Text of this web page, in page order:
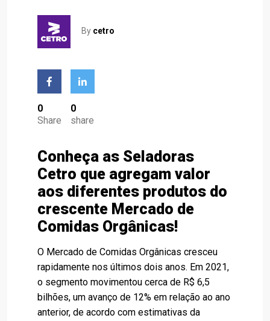
By cetro
0
Share
0
share
Conheça as Seladoras
Cetro que agregam valor
aos diferentes produtos do
crescente Mercado de
Comidas Orgânicas!
O Mercado de Comidas Orgânicas cresceu
rapidamente nos últimos dois anos. Em 2021,
o segmento movimentou cerca de R$ 6,5
bilhões, um avanço de 12% em relação ao ano
anterior, de acordo com estimativas da